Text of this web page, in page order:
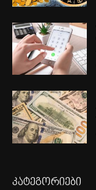
კატეგორიები